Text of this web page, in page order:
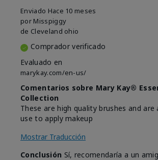
Enviado Hace 10 meses
por Misspiggy
de Cleveland ohio
Comprador verificado
Evaluado en
marykay.com/en-us/
Comentarios sobre Mary Kay®
Collection
These are high quality brushes and are
use to apply makeup
Mostrar Traducción
Conclusión Sí, recomendaría a un